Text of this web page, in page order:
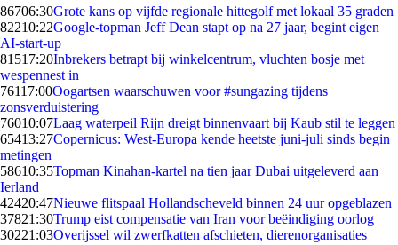
86706:30Grote kans op vijfde regionale hittegolf met lokaal 35 graden
82210:22Google-topman Jeff Dean stapt op na 27 jaar, begint eigen
AI-start-up
81517:20Inbrekers betrapt bij winkelcentrum, vluchten bosje met
wespennest in
76117:00Oogartsen waarschuwen voor #sungazing tijdens
zonsverduistering
76010:07Laag waterpeil Rijn dreigt binnenvaart bij Kaub stil te leggen
65413:27Copernicus: West-Europa kende heetste juni-juli sinds begin
metingen
58610:35Topman Kinahan-kartel na tien jaar Dubai uitgeleverd aan
Ierland
42420:47Nieuwe flitspaal Hollandscheveld binnen 24 uur opgeblazen
37821:30Trump eist compensatie van Iran voor beëindiging oorlog
30221:03Overijssel wil zwerfkatten afschieten, dierenorganisaties